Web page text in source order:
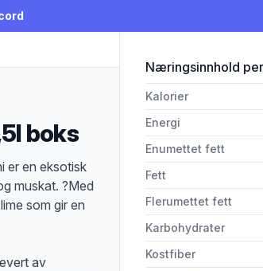
boks
er en eksotisk
muskat. ?Med
som gir en
av
Næringsinnhold for
Kalorier
Energi
Enumettet fett
Fett
Flerumettet fett
Karbohydrater
Kostfiber